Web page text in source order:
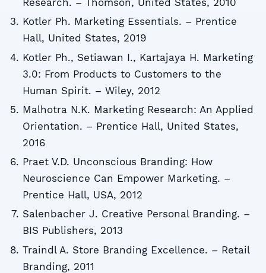
Research. – Thomson, United States, 2010
Kotler Ph. Marketing Essentials. – Prentice
Hall, United States, 2019
Kotler Ph., Setiawan I., Kartajaya H. Marketing
3.0: From Products to Customers to the
Human Spirit. – Wiley, 2012
Malhotra N.K. Marketing Research: An Applied
Orientation. – Prentice Hall, United States,
2016
Praet V.D. Unconscious Branding: How
Neuroscience Can Empower Marketing. –
Prentice Hall, USA, 2012
Salenbacher J. Creative Personal Branding. –
BIS Publishers, 2013
Traindl A. Store Branding Excellence. – Retail
Branding, 2011